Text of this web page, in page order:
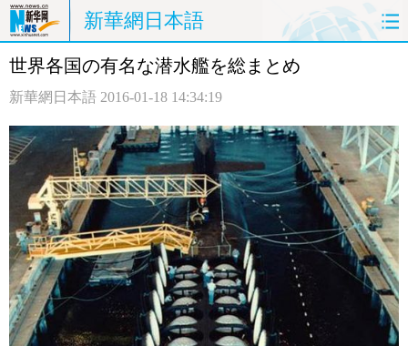
新華網日本語
ホームページ 政治
観光 評論 写真
中日対訳
世界各国の有名な潜水艦を総まとめ
新華網日本語 2016-01-18 14:34:19